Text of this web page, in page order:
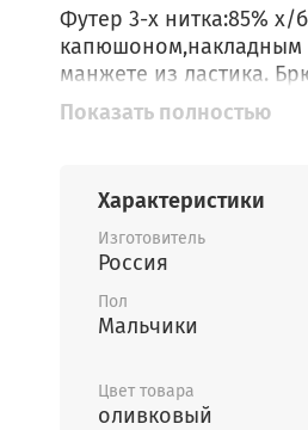
Футер 3-х нитка:85% х/
капюшоном,накладным
манжете из ластика.
из ластика с
Показать полностью
Характеристики
Изготовитель
Россия
Пол
Мальчики
Цвет товара
оливковый